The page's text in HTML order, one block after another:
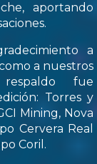
aportando
a
a nuestros
fue
Torres y
Mining, Nova
Cervera Real
Coril.